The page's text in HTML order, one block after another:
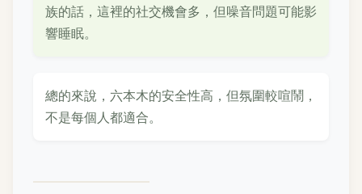
族的話，這裡的社交機會多，但噪音問題可能影
響睡眠。
總的來說，六本木的安全性高，但氛圍較喧鬧，
不是每個人都適合。